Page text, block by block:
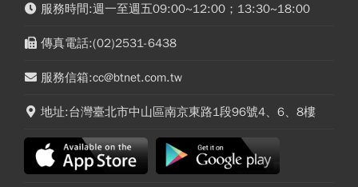
服務時間:週一至週五09:00~12:00；13:30~18:00
傳真電話:(02)2531-6438
服務信箱:cc@btnet.com.tw
地址:台灣臺北市中山區南京東路1段96號4、6、8樓